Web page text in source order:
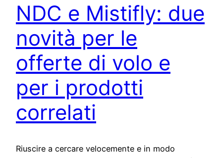
NDC e Mistifly: due
novità per le
offerte di volo e
per i prodotti
correlati
Riuscire a cercare velocemente e in modo